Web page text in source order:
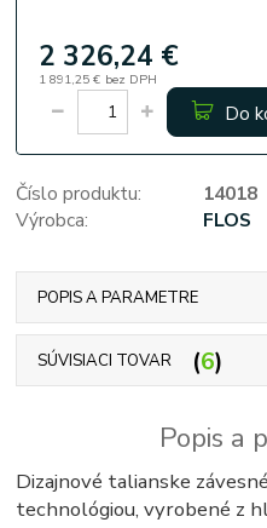
2 326,24 €
1 891,25 € bez DPH
Do
Číslo produktu:
14018
Výrobca:
FLOS
POPIS A PARAMETRE
SÚVISIACI TOVAR 6
Popis a
Dizajnové talianske
technológiou, vyrobené z